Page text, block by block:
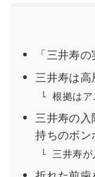
「三井寿
三井寿は高
根拠は
三井寿の入
持ちのボン
三井寿が